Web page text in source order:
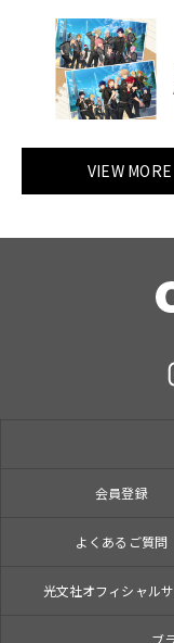
VIEW MORE
会員登録
よくあるご質問
光文社オフィシャル
ブ